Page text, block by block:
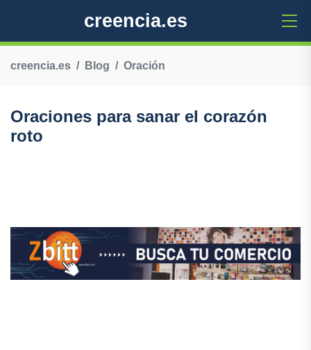
creencia.es
creencia.es Blog Oración
Oraciones para sanar el corazón
roto